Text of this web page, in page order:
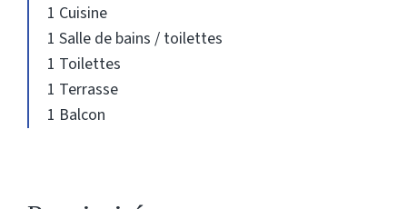
1 Cuisine
1 Salle de bains / toilettes
1 Toilettes
1 Terrasse
1 Balcon